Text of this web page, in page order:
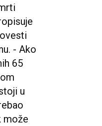
- Ako
65
u
može